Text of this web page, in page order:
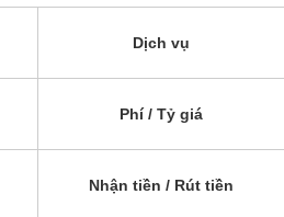
Dịch vụ
Phí / Tỷ giá
Nhận tiền / Rút tiền